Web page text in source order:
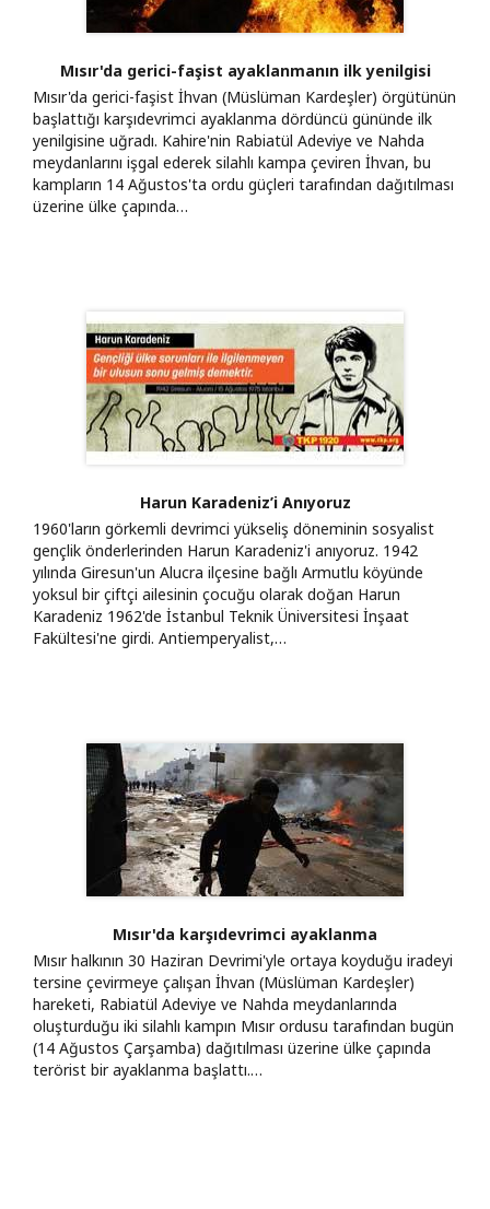
Mısır'da gerici-faşist ayaklanmanın ilk yenilgisi
Mısır'da gerici-faşist İhvan (Müslüman Kardeşler) örgütünün
başlattığı karşıdevrimci ayaklanma dördüncü gününde ilk
yenilgisine uğradı. Kahire'nin Rabiatül Adeviye ve Nahda
meydanlarını işgal ederek silahlı kampa çeviren İhvan, bu
kampların 14 Ağustos'ta ordu güçleri tarafından dağıtılması
üzerine ülke çapında…
Harun Karadeniz’i Anıyoruz
1960'ların görkemli devrimci yükseliş döneminin sosyalist
gençlik önderlerinden Harun Karadeniz'i anıyoruz. 1942
yılında Giresun'un Alucra ilçesine bağlı Armutlu köyünde
yoksul bir çiftçi ailesinin çocuğu olarak doğan Harun
Karadeniz 1962'de İstanbul Teknik Üniversitesi İnşaat
Fakültesi'ne girdi. Antiemperyalist,…
Mısır'da karşıdevrimci ayaklanma
Mısır halkının 30 Haziran Devrimi'yle ortaya koyduğu iradeyi
tersine çevirmeye çalışan İhvan (Müslüman Kardeşler)
hareketi, Rabiatül Adeviye ve Nahda meydanlarında
oluşturduğu iki silahlı kampın Mısır ordusu tarafından bugün
(14 Ağustos Çarşamba) dağıtılması üzerine ülke çapında
terörist bir ayaklanma başlattı.…